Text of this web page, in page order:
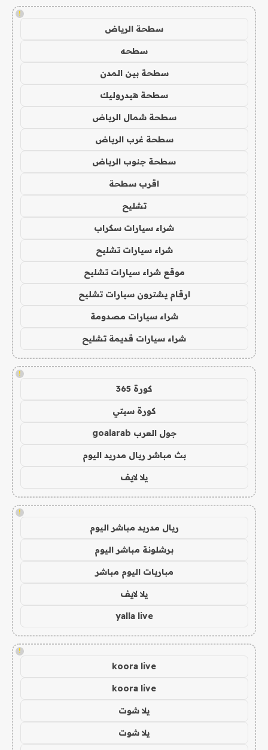
!
سطحة الرياض
سطحه
سطحة بين المدن
سطحة هيدروليك
سطحة شمال الرياض
سطحة غرب الرياض
سطحة جنوب الرياض
اقرب سطحة
تشليح
شراء سيارات سكراب
شراء سيارات تشليح
موقع شراء سيارات تشليح
ارقام يشترون سيارات تشليح
شراء سيارات مصدومة
شراء سيارات قديمة تشليح
!
كورة 365
كورة سيتي
جول العرب goalarab
بث مباشر ريال مدريد اليوم
يلا لايف
!
ريال مدريد مباشر اليوم
برشلونة مباشر اليوم
مباريات اليوم مباشر
يلا لايف
yalla live
!
koora live
koora live
يلا شوت
يلا شوت